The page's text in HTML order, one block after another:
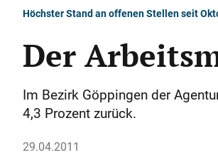
Höchster Stand an offenen Stellen seit
Der
Im Bezirk Göppingen der
4,3 Prozent zurück.
29.04.2011